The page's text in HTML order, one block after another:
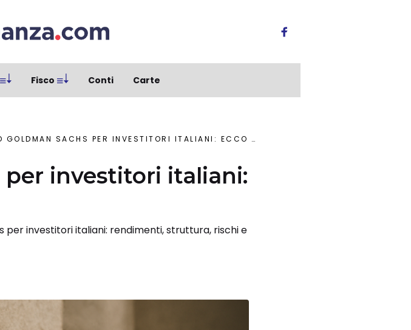
Fisco Conti Carte
SACHS PER INVESTITORI ITALIANI: ECCO COSA SAPERE
per investitori italiani:
per investitori italiani: rendimenti, struttura, rischi e